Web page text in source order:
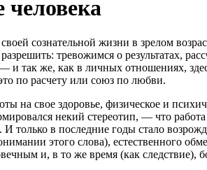
человека
сознательной жизни в зрелом
тревожимся о результатах,
так же, как в личных отношениях,
по расчету или союз по любви.
на свое здоровье, физическое и
некий стереотип, — что
в последние годы стало
этого слова), естественного
и, в то же время (как следствие),